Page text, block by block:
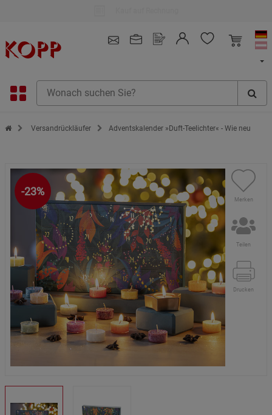
Zur Startseite des Kopp Verlag Online-Shop
Versandrückläufer Adventskalender »Duft-Teelichter« - Wie neu
-23%
Merken
Teilen
Drucken